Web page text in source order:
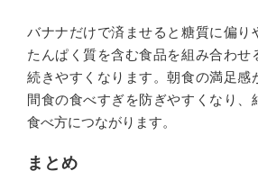
バナナだけで済ませると糖質に偏り
たんぱく質を含む食品を組み合わせ
続きやすくなります。朝食の満足感
間食の食べすぎを防ぎやすくなり、
食べ方につながります。
まとめ